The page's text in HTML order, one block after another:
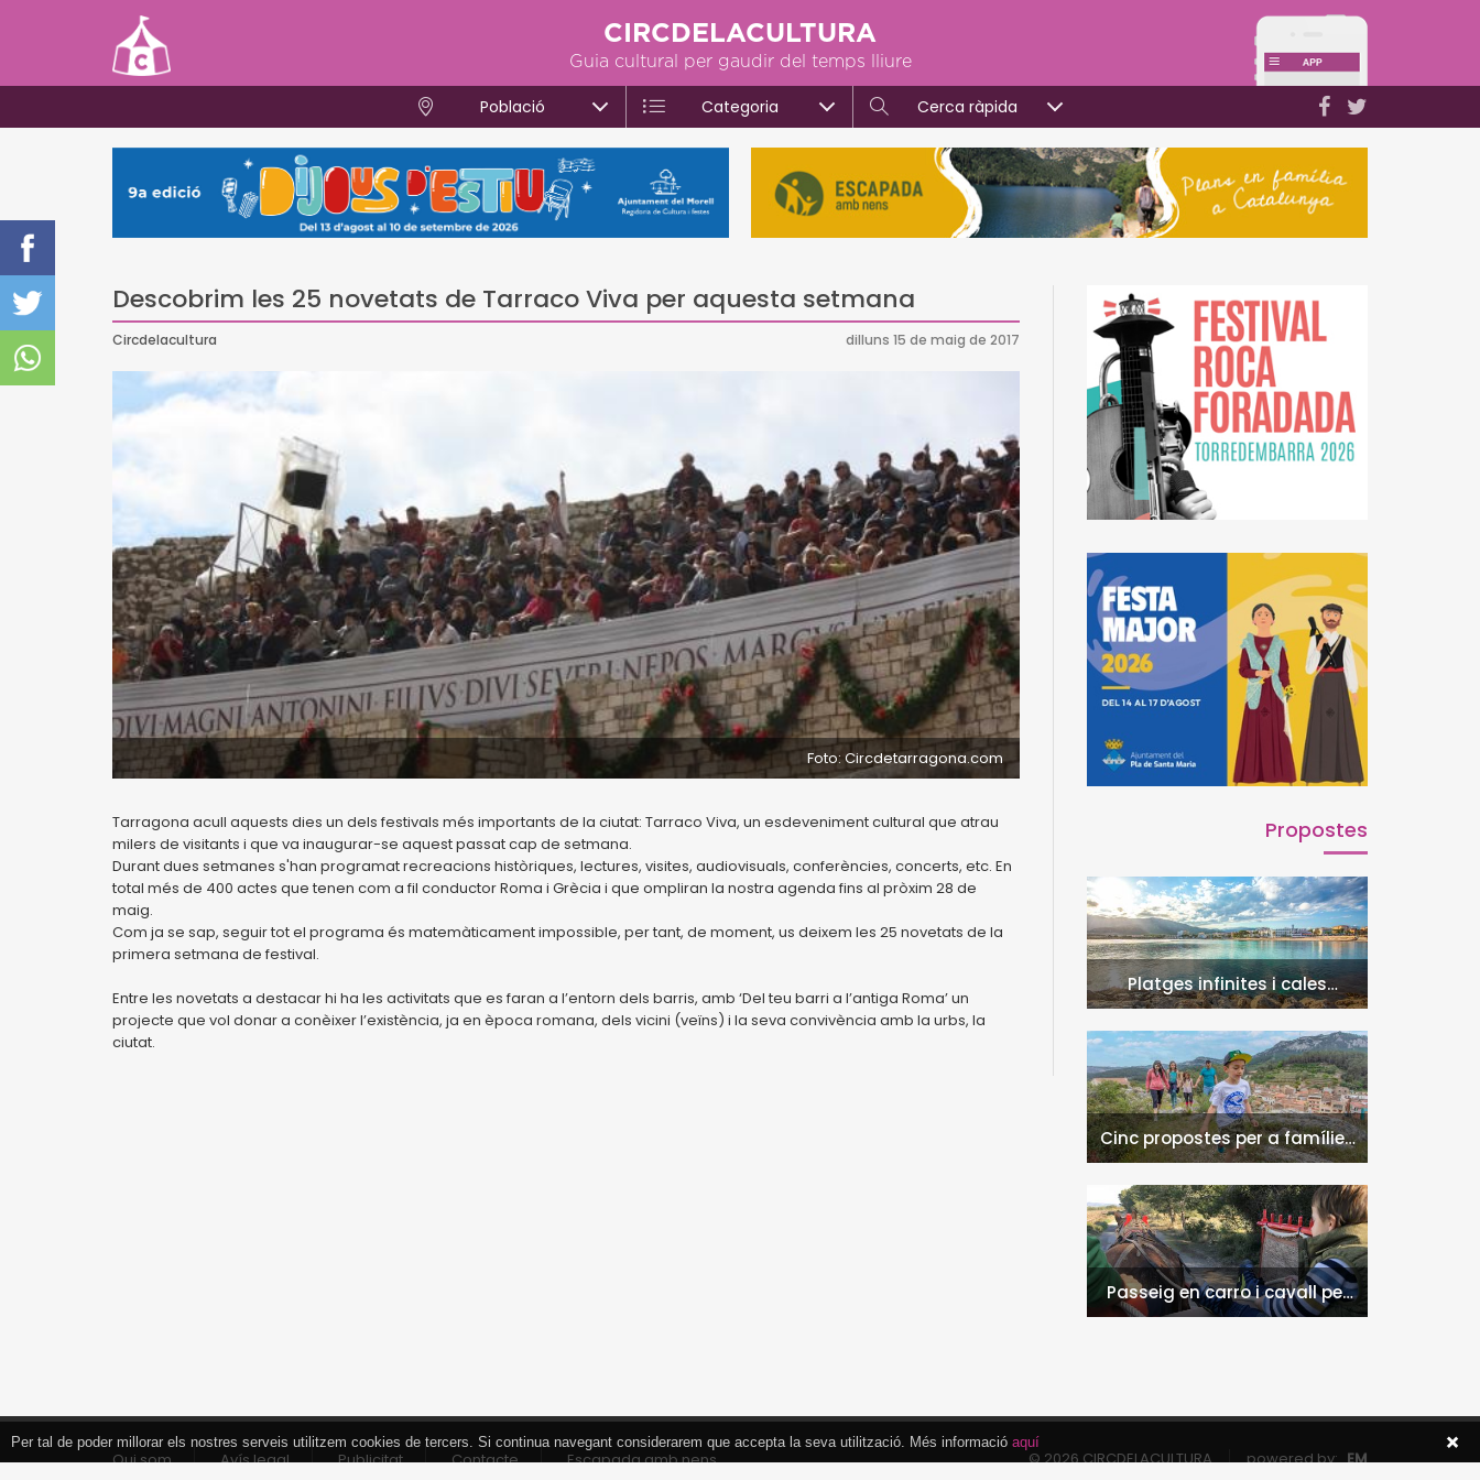
CIRCDELACULTURA
Guia cultural per gaudir del temps lliure
Població Categoria Cerca ràpida
Descobrim les 25 novetats de Tarraco Viva per aquesta setmana
Circdelacultura dilluns 15 de maig de 2017
Foto: Circdetarragona.com
Tarragona acull aquests dies un dels festivals més importants de la ciutat: Tarraco Viva, un esdeveniment cultural que atrau
milers de visitants i que va inaugurar-se aquest passat cap de setmana.
Durant dues setmanes s'han programat recreacions històriques, lectures, visites, audiovisuals, conferències, concerts, etc. En
total més de 400 actes que tenen com a fil conductor Roma i Grècia i que ompliran la nostra agenda fins al pròxim 28 de
maig.
Com ja se sap, seguir tot el programa és matemàticament impossible, per tant, de moment, us deixem les 25 novetats de la
primera setmana de festival.
Entre les novetats a destacar hi ha les activitats que es faran a l’entorn dels barris, amb ‘Del teu barri a l’antiga Roma’ un
projecte que vol donar a conèixer l’existència, ja en època romana, dels vicini (veïns) i la seva convivència amb la urbs, la
ciutat.
Propostes
Platges infinites i cales
naturals a l'Hospitalet de
l'Infant i la Vall de Llors
Cinc propostes per a famílies
a l'Hospitalet de l'Infant i la
Vall de Llors
Passeig en carro i cavall per
l'entorn de Nulles
Qui som Avís legal Publicitat Contacte Escapada amb nens © 2026 CIRCDELACULTURA powered by: EM
Per tal de poder millorar els nostres serveis utilitzem cookies de tercers. Si continua navegant considerarem que accepta la seva utilització. Més informació aquí
Tancar